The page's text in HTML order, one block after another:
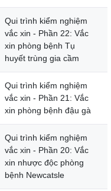
Qui trình kiểm nghiệm
vắc xin - Phần 22: Vắc
xin phòng bệnh Tụ
huyết trùng gia cầm
Qui trình kiểm nghiệm
vắc xin - Phần 21: Vắc
xin phòng bệnh đậu gà
Qui trình kiểm nghiệm
vắc xin - Phần 20: Vắc
xin nhược độc phòng
bệnh Newcatsle